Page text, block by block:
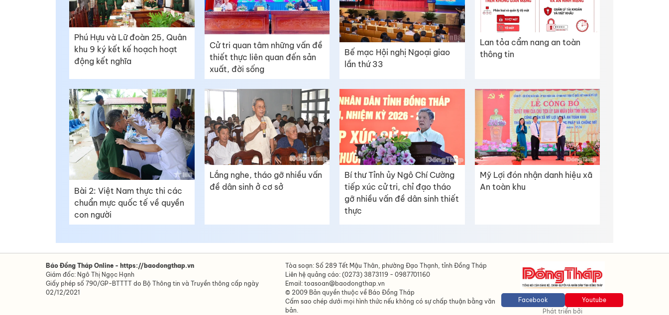
Phú Hựu và Lữ đoàn 25, Quân
khu 9 ký kết kế hoạch hoạt
động kết nghĩa
Cử tri quan tâm những vấn đề
thiết thực liên quan đến sản
xuất, đời sống
Bế mạc Hội nghị Ngoại giao
lần thứ 33
Lan tỏa cẩm nang an toàn
thông tin
Bài 2: Việt Nam thực thi các
chuẩn mực quốc tế về quyền
con người
Lắng nghe, tháo gỡ nhiều vấn
đề dân sinh ở cơ sở
Bí thư Tỉnh ủy Ngô Chí Cường
tiếp xúc cử tri, chỉ đạo tháo
gỡ nhiều vấn đề dân sinh thiết
thực
Mỹ Lợi đón nhận danh hiệu xã
An toàn khu
Báo Đồng Tháp Online - https://baodongthap.vn
Giám đốc: Ngô Thị Ngọc Hạnh
Giấy phép số 790/GP-BTTTT do Bộ Thông tin và Truyền thông cấp ngày
02/12/2021
Tòa soạn: Số 289 Tết Mậu Thân, phường Đạo Thạnh, tỉnh Đồng Tháp
Liên hệ quảng cáo: (0273) 3873119 - 0987701160
Email: toasoan@baodongthap.vn
© 2009 Bản quyền thuộc về Báo Đồng Tháp
Cấm sao chép dưới mọi hình thức nếu không có sự chấp thuận bằng văn
bản.
Facebook
Youtube
Phát triển bởi